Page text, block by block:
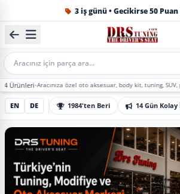
1984'ten beri Türkiye’nin en büyük oto
Mobil Arama
Aracınıza özel oto aksesuar, body kit, tuning, SUV, pickup ve
EN DE 1984'ten Beri 14 Gün Kolay